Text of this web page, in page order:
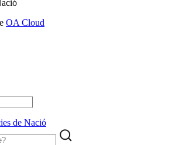
OA Cloud
de Nació